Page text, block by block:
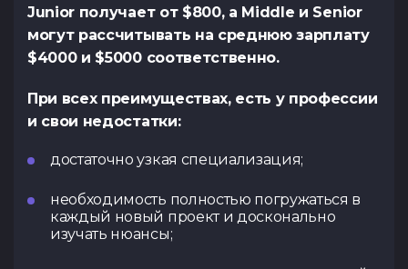
Junior получает от $800, а Middle и Senior
могут рассчитывать на среднюю зарплату
$4000 и $5000 соответственно.
При всех преимуществах, есть у профессии
и свои недостатки:
достаточно узкая специализация;
необходимость полностью погружаться в
каждый новый проект и досконально
изучать нюансы;